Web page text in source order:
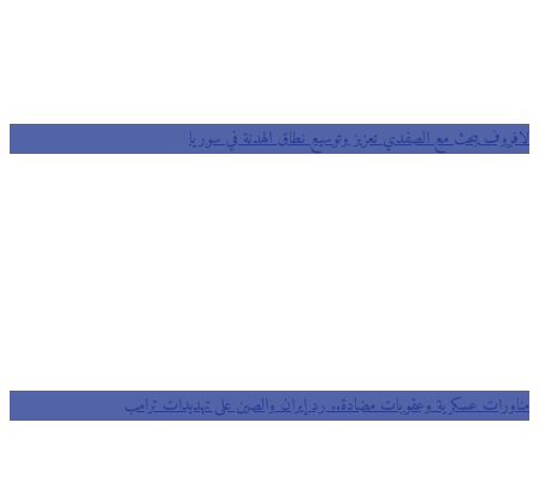
لافروف يبحث مع الصفدي تعزيز وتوسيع نطاق الهدنة في سوريا
مناورات عسكرية وعقوبات مضادة.. رد إيران والصين على تهديدات ترامب